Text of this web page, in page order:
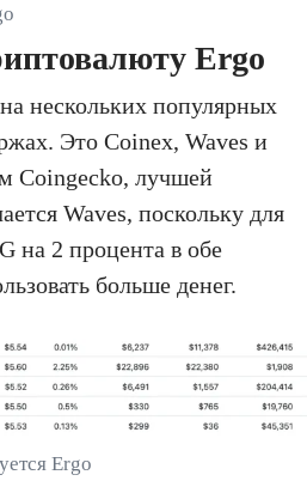
Ergo
нескольких популярных
Это Coinex, Waves и
Coingecko, лучшей
Waves, поскольку для
на 2 процента в обе
больше денег.
Ergo